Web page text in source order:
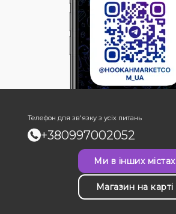
Телефон для зв'язку з усіх питань
+380997002052
Ми в інших містах
Магазин на карті